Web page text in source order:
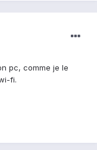
pc, comme je le
fi.